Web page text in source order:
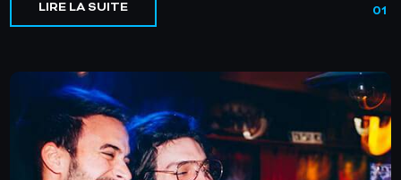
LIRE LA SUITE 01